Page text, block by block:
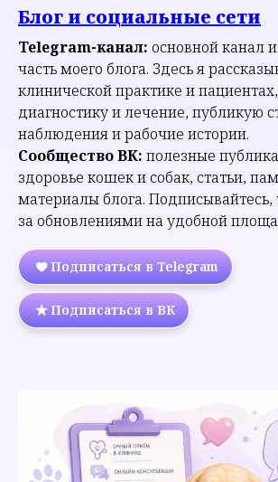
Блог и социальные сети
Telegram-канал: основной канал
часть моего блога. Здесь я
клинической практике и
диагностику и лечение, публикую
наблюдения и рабочие истории.
Сообщество ВК: полезные
здоровье кошек и собак, статьи,
материалы блога. Подписывайтесь,
за обновлениями на удобной
Подписаться в Telegram
Подписаться в ВК